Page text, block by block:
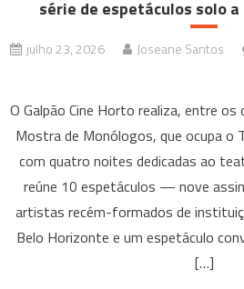
série de espetáculos solo
julho 23, 2026 Joseane Santos
Mostra
de
do
Galpão
Cine
Horto
terá
O Galpão Cine Horto realiza, entre os
Mostra de Monólogos, que ocupa o
com quatro noites dedicadas ao
reúne 10 espetáculos — nove
artistas recém-formados de
Belo Horizonte e um espetáculo
[…]